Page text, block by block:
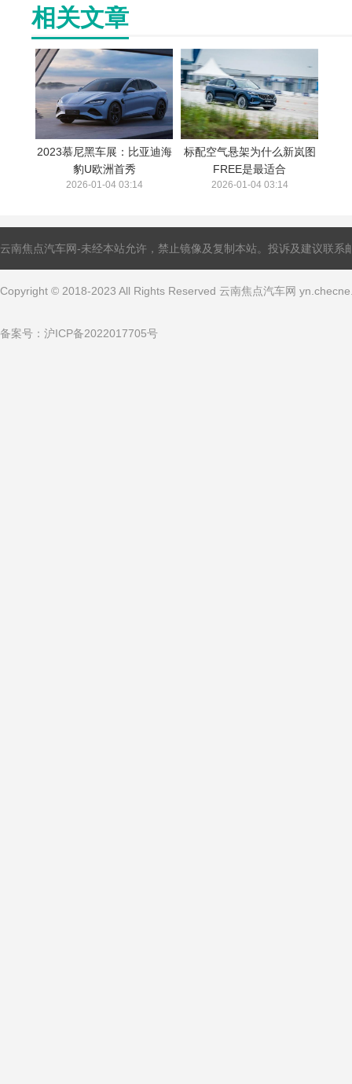
相关文章
2023慕尼黑车展：比亚迪海
豹U欧洲首秀
2026-01-04 03:14
标配空气悬架为什么新岚图
FREE是最适合
2026-01-04 03:14
云南焦点汽车网-未经本站允许，禁止镜像及复制本站。投诉及建议联
Copyright © 2018-2023 All Rights Reserved 云南焦点汽车网
备案号： 沪ICP备2022017705号